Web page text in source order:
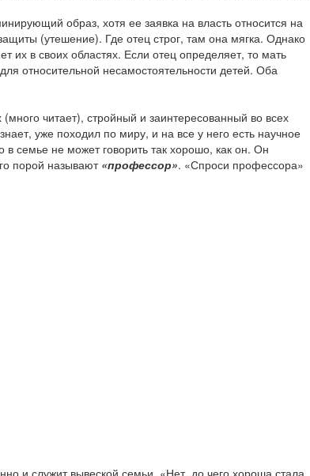
образ, хотя ее заявка на власть относится на
(утешение). Где отец строг, там она мягка. Однако
их в своих областях. Если отец определяет, то мать
относительной несамостоятельности детей. Оба
читает), стройный и заинтересованный во всех
уже походил по миру, и на все у него есть научное
семье не может говорить так хорошо, как он. Он
порой называют «профессор». «Спроси профессора»